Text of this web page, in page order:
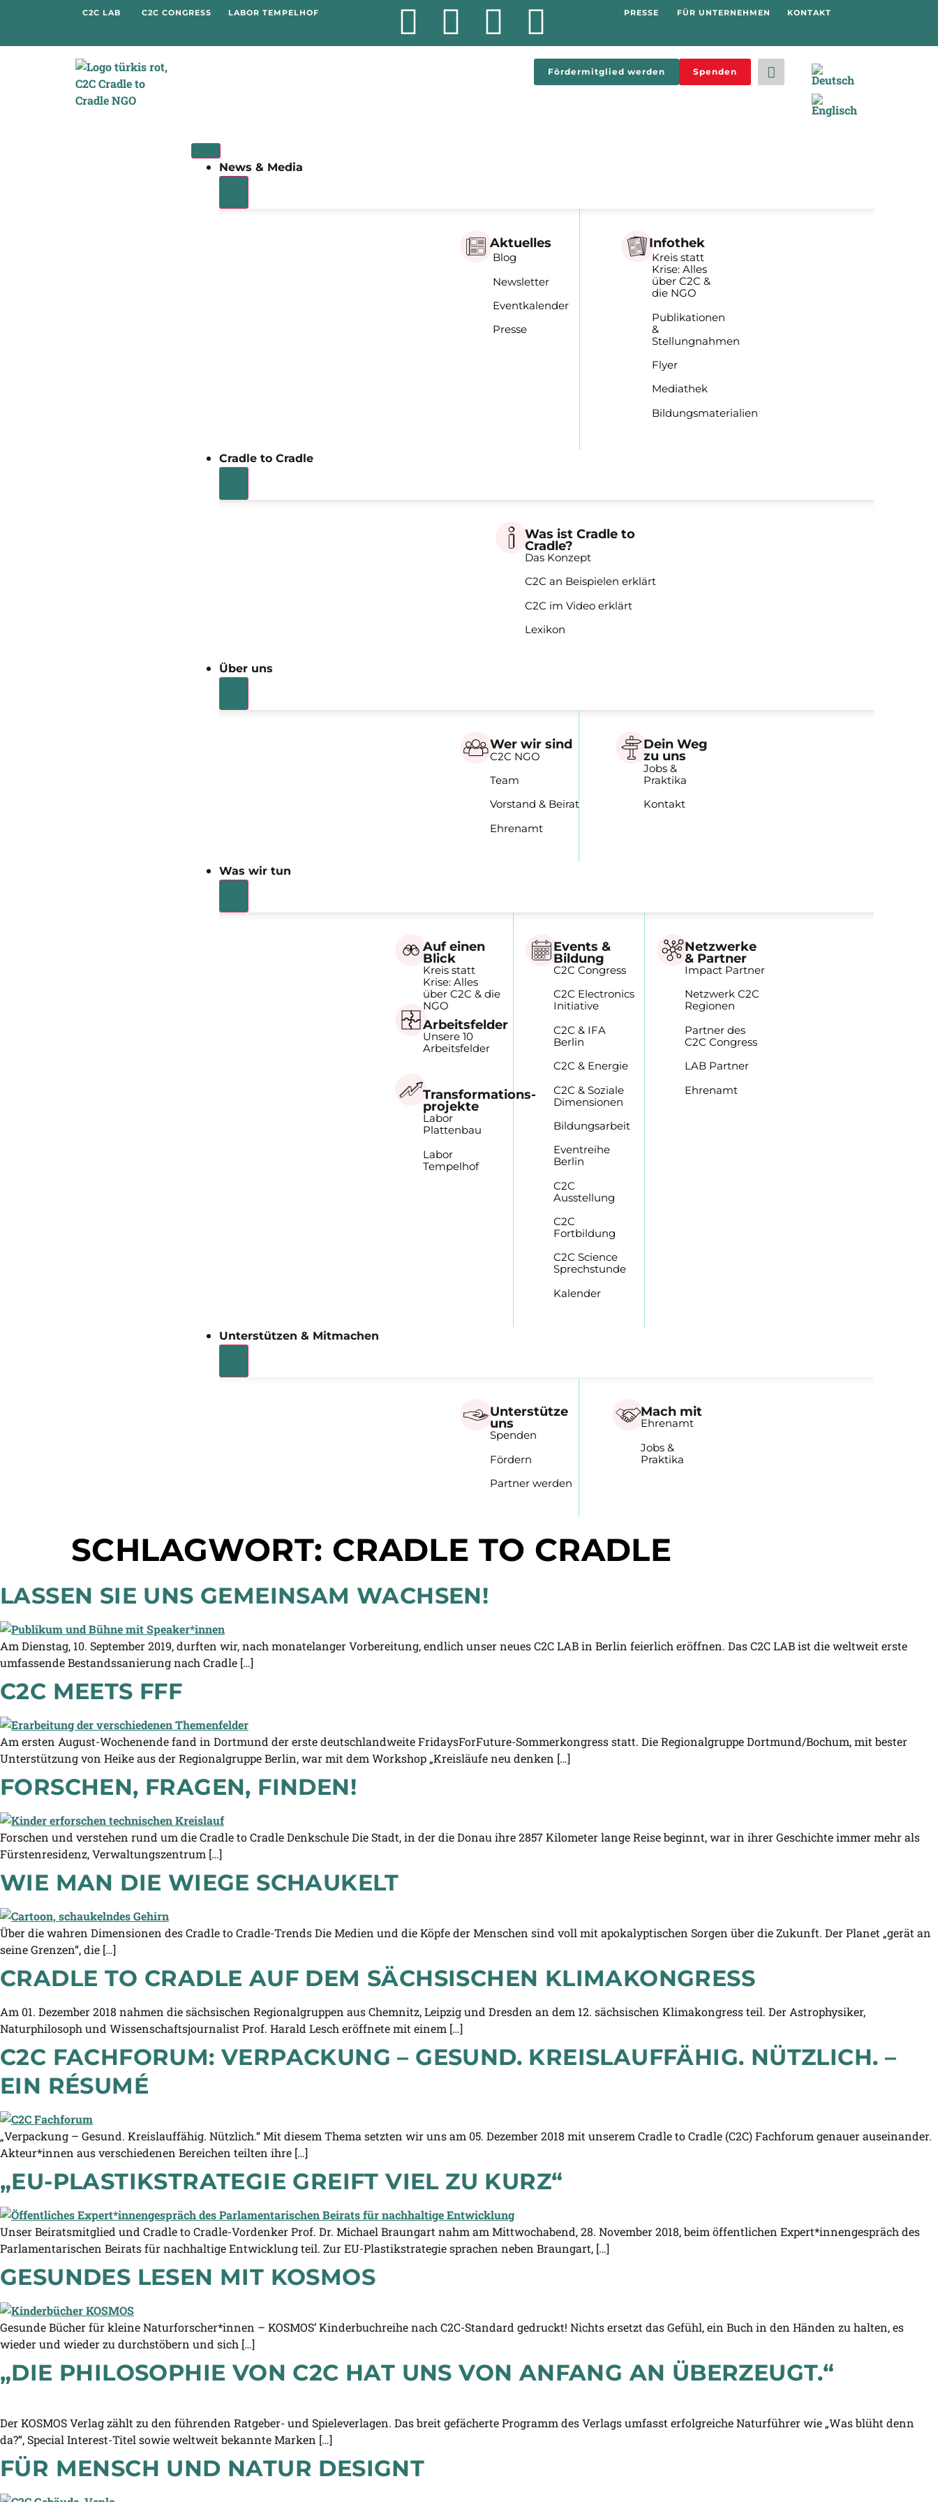
C2C LAB C2C CONGRESS LABOR TEMPELHOF PRESSE FÜR UNTERNEHMEN KONTAKT
Spenden
Fördermitglied werden
News & Media
Aktuelles
Blog
Newsletter
Eventkalender
Presse
Infothek
Kreis statt
Krise: Alles
über C2C &
die NGO
Publikationen
&
Stellungnahmen
Flyer
Mediathek
Bildungsmaterialien
Cradle to Cradle
Was ist Cradle to
Cradle?
Das Konzept
C2C an Beispielen erklärt
C2C im Video erklärt
Lexikon
Über uns
Wer wir sind
C2C NGO
Team
Vorstand & Beirat
Ehrenamt
Dein Weg
zu uns
Jobs &
Praktika
Kontakt
Was wir tun
Auf einen
Blick
Kreis statt
Krise: Alles
über C2C & die
NGO
Arbeitsfelder
Unsere 10
Arbeitsfelder
Transformations-
projekte
Labor
Plattenbau
Labor
Tempelhof
Events &
Bildung
C2C Congress
C2C Electronics
Initiative
C2C & IFA
Berlin
C2C & Energie
C2C & Soziale
Dimensionen
Bildungsarbeit
Eventreihe
Berlin
C2C
Ausstellung
C2C
Fortbildung
C2C Science
Sprechstunde
Kalender
Netzwerke
& Partner
Impact Partner
Netzwerk C2C
Regionen
Partner des
C2C Congress
LAB Partner
Ehrenamt
Unterstützen & Mitmachen
Unterstütze
uns
Spenden
Fördern
Partner werden
Mach mit
Ehrenamt
Jobs &
Praktika
SCHLAGWORT: CRADLE TO CRADLE
LASSEN SIE UNS GEMEINSAM WACHSEN!
Am Dienstag, 10. September 2019, durften wir, nach monatelanger Vorbereitung, endlich unser neues C2C LAB in Berlin feierlich eröffnen. Das C2C LAB ist die weltweit erste
umfassende Bestandssanierung nach Cradle […]
C2C MEETS FFF
Am ersten August-Wochenende fand in Dortmund der erste deutschlandweite FridaysForFuture-Sommerkongress statt. Die Regionalgruppe Dortmund/Bochum, mit bester
Unterstützung von Heike aus der Regionalgruppe Berlin, war mit dem Workshop „Kreisläufe neu denken […]
FORSCHEN, FRAGEN, FINDEN!
Forschen und verstehen rund um die Cradle to Cradle Denkschule Die Stadt, in der die Donau ihre 2857 Kilometer lange Reise beginnt, war in ihrer Geschichte immer mehr als
Fürstenresidenz, Verwaltungszentrum […]
WIE MAN DIE WIEGE SCHAUKELT
Über die wahren Dimensionen des Cradle to Cradle-Trends Die Medien und die Köpfe der Menschen sind voll mit apokalyptischen Sorgen über die Zukunft. Der Planet „gerät an
seine Grenzen“, die […]
CRADLE TO CRADLE AUF DEM SÄCHSISCHEN KLIMAKONGRESS
Am 01. Dezember 2018 nahmen die sächsischen Regionalgruppen aus Chemnitz, Leipzig und Dresden an dem 12. sächsischen Klimakongress teil. Der Astrophysiker,
Naturphilosoph und Wissenschaftsjournalist Prof. Harald Lesch eröffnete mit einem […]
C2C FACHFORUM: VERPACKUNG – GESUND. KREISLAUFFÄHIG. NÜTZLICH. –
EIN RÉSUMÉ
„Verpackung – Gesund. Kreislauffähig. Nützlich.“ Mit diesem Thema setzten wir uns am 05. Dezember 2018 mit unserem Cradle to Cradle (C2C) Fachforum genauer auseinander.
Akteur*innen aus verschiedenen Bereichen teilten ihre […]
„EU-PLASTIKSTRATEGIE GREIFT VIEL ZU KURZ“
Unser Beiratsmitglied und Cradle to Cradle-Vordenker Prof. Dr. Michael Braungart nahm am Mittwochabend, 28. November 2018, beim öffentlichen Expert*innengespräch des
Parlamentarischen Beirats für nachhaltige Entwicklung teil. Zur EU-Plastikstrategie sprachen neben Braungart, […]
GESUNDES LESEN MIT KOSMOS
Gesunde Bücher für kleine Naturforscher*innen – KOSMOS’ Kinderbuchreihe nach C2C-Standard gedruckt! Nichts ersetzt das Gefühl, ein Buch in den Händen zu halten, es
wieder und wieder zu durchstöbern und sich […]
„DIE PHILOSOPHIE VON C2C HAT UNS VON ANFANG AN ÜBERZEUGT.“
Der KOSMOS Verlag zählt zu den führenden Ratgeber- und Spieleverlagen. Das breit gefächerte Programm des Verlags umfasst erfolgreiche Naturführer wie „Was blüht denn
da?“, Special Interest-Titel sowie weltweit bekannte Marken […]
FÜR MENSCH UND NATUR DESIGNT